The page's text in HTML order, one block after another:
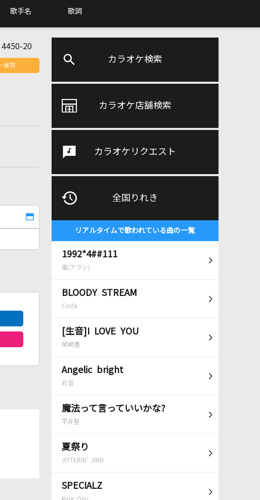
歌手名 歌詞
カラオケ検索
カラオケ店舗検索
カラオケリクエスト
全国りれき
リアルタイムで歌われている曲の一覧
1992*4##111
嵐(アラシ)
BLOODY STREAM
Coda
[生音]I LOVE YOU
尾崎豊
Angelic bright
彩音
魔法って言っていいかな?
平井堅
夏祭り
JITTERIN' JINN
SPECIALZ
4450-20
保存